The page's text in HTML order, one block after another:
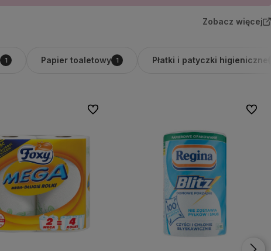
Zobacz więcej
1 Papier toaletowy 1 Płatki i patyczki higieniczne
Do ulubionych Do